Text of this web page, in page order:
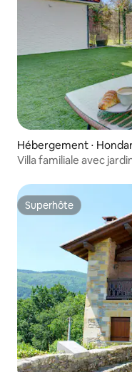
Hébergement ⋅
Villa familiale avec
Superhôte
Superhôte